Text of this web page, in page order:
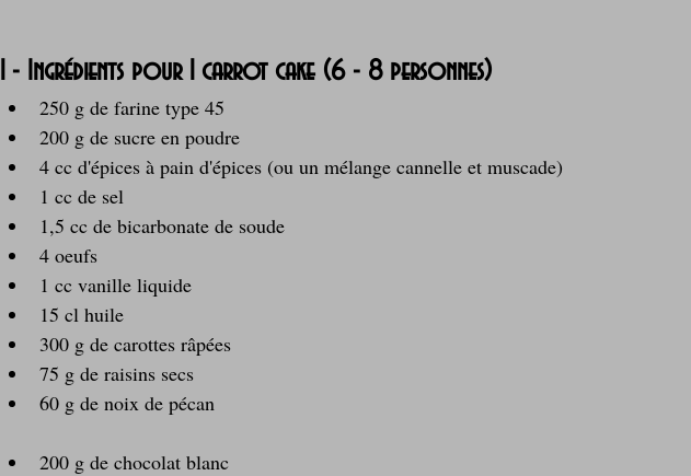
1 - Ingrédients pour 1 carrot cake (6 - 8 personnes)
250 g de farine type 45
200 g de sucre en poudre
4 cc d'épices à pain d'épices (ou un mélange cannelle et muscade)
1 cc de sel
1,5 cc de bicarbonate de soude
4 oeufs
1 cc vanille liquide
15 cl huile
300 g de carottes râpées
75 g de raisins secs
60 g de noix de pécan
200 g de chocolat blanc